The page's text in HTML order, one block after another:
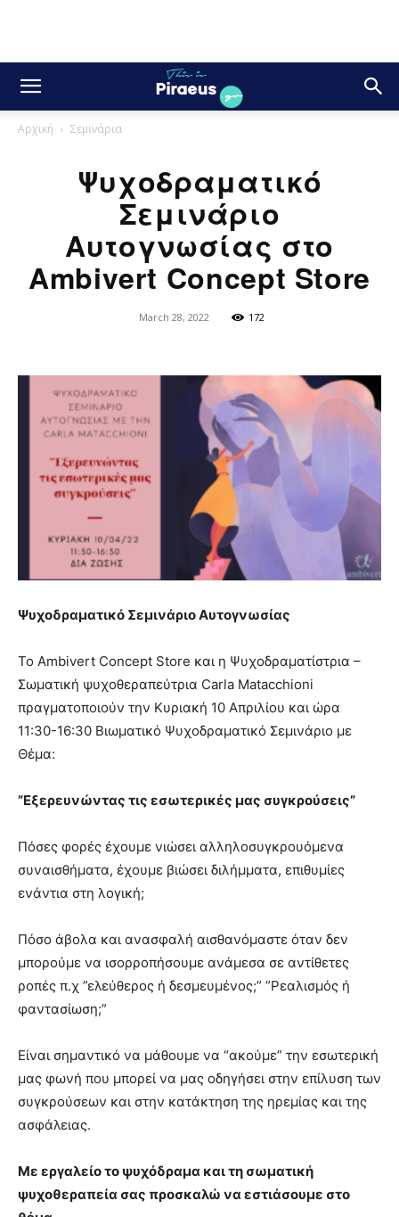
Αρχική Σεμινάρια
Ψυχοδραματικό
Σεμινάριο
Αυτογνωσίας στο
Ambivert Concept Store
March 28, 2022 172
Ψυχοδραματικό Σεμινάριο Αυτογνωσίας
Το Ambivert Concept Store και η Ψυχοδραματίστρια –
Σωματική ψυχοθεραπεύτρια Carla Matacchioni
πραγματοποιούν την Κυριακή 10 Απριλίου και ώρα
11:30-16:30 Βιωματικό Ψυχοδραματικό Σεμινάριο με
Θέμα:
”Εξερευνώντας τις εσωτερικές μας συγκρούσεις”
Πόσες φορές έχουμε νιώσει αλληλοσυγκρουόμενα
συναισθήματα, έχουμε βιώσει διλήμματα, επιθυμίες
ενάντια στη λογική;
Πόσο άβολα και ανασφαλή αισθανόμαστε όταν δεν
μπορούμε να ισορροπήσουμε ανάμεσα σε αντίθετες
ροπές π.χ ”ελεύθερος ή δεσμευμένος;” ”Ρεαλισμός ή
φαντασίωση;”
Είναι σημαντικό να μάθουμε να “ακούμε” την εσωτερική
μας φωνή που μπορεί να μας οδηγήσει στην επίλυση των
συγκρούσεων και στην κατάκτηση της ηρεμίας και της
ασφάλειας.
Με εργαλείο το ψυχόδραμα και τη σωματική
ψυχοθεραπεία σας προσκαλώ να εστιάσουμε στο